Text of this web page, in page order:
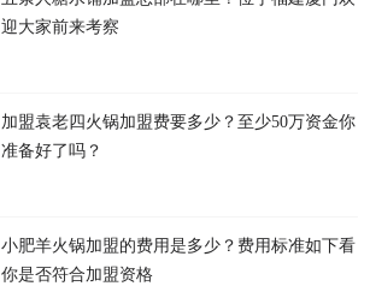
迎大家前来考察
加盟袁老四火锅加盟费要多少？至少50万资金你
准备好了吗？
小肥羊火锅加盟的费用是多少？费用标准如下看
你是否符合加盟资格